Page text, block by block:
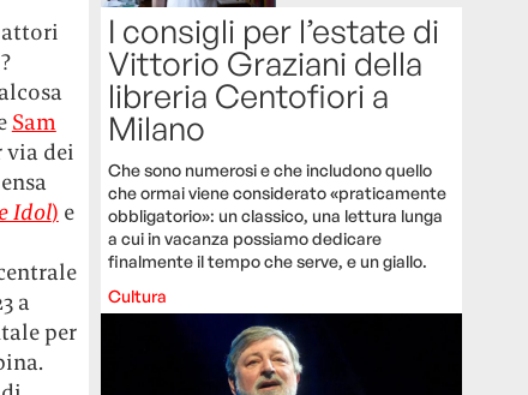
attori
Sam
via dei
Idol) e
a
per
I consigli per l’estate di
Vittorio Graziani della
libreria Centofiori a
Milano
Che sono numerosi e che includono quello
che ormai viene considerato «praticamente
obbligatorio»: un classico, una lettura lunga
a cui in vacanza possiamo dedicare
finalmente il tempo che serve, e un giallo.
Cultura